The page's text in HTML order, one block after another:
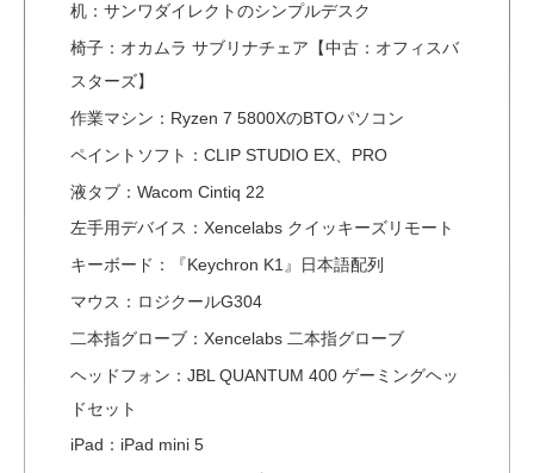
机：サンワダイレクトのシンプルデスク
椅子：オカムラ サブリナチェア【中古：オフィスバ
スターズ】
作業マシン：Ryzen 7 5800XのBTOパソコン
ペイントソフト：CLIP STUDIO EX、PRO
液タブ：Wacom Cintiq 22
左手用デバイス：Xencelabs クイッキーズリモート
キーボード：『Keychron K1』日本語配列
マウス：ロジクールG304
二本指グローブ：Xencelabs 二本指グローブ
ヘッドフォン：JBL QUANTUM 400 ゲーミングヘッ
ドセット
iPad：iPad mini 5